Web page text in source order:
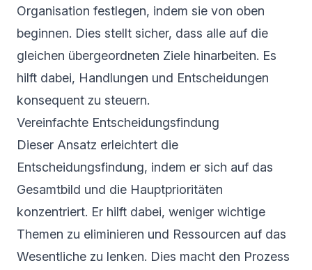
Organisation festlegen, indem sie von oben
beginnen. Dies stellt sicher, dass alle auf die
gleichen übergeordneten Ziele hinarbeiten. Es
hilft dabei, Handlungen und Entscheidungen
konsequent zu steuern.
Vereinfachte Entscheidungsfindung
Dieser Ansatz erleichtert die
Entscheidungsfindung, indem er sich auf das
Gesamtbild und die Hauptprioritäten
konzentriert. Er hilft dabei, weniger wichtige
Themen zu eliminieren und Ressourcen auf das
Wesentliche zu lenken. Dies macht den Prozess